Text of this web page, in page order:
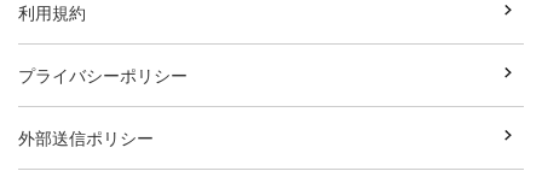
利用規約
プライバシーポリシー
外部送信ポリシー